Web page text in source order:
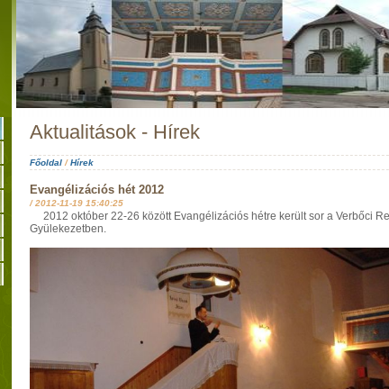
Aktualitások - Hírek
Főoldal/Hírek
Evangélizációs hét 2012
/2012-11-19 15:40:25
2012 október 22-26 között Evangélizációs hétre került sor a Verbőci
Gyülekezetben.